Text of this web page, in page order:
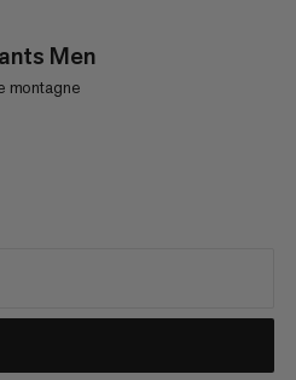
Men
montagne